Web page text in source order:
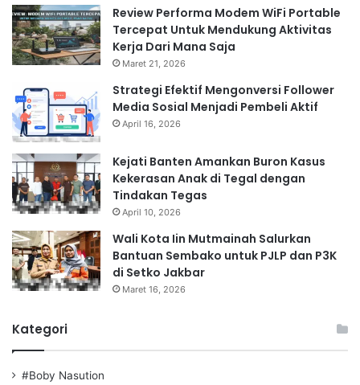
Review Performa Modem WiFi Portable
Tercepat Untuk Mendukung Aktivitas
Kerja Dari Mana Saja
Maret 21, 2026
Strategi Efektif Mengonversi Follower
Media Sosial Menjadi Pembeli Aktif
April 16, 2026
Kejati Banten Amankan Buron Kasus
Kekerasan Anak di Tegal dengan
Tindakan Tegas
April 10, 2026
Wali Kota Iin Mutmainah Salurkan
Bantuan Sembako untuk PJLP dan P3K
di Setko Jakbar
Maret 16, 2026
Kategori
#Boby Nasution